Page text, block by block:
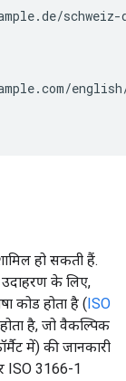
हो सकती हैं.
के लिए,
कोड होता है (ISO
है, जो वैकल्पिक
में) की जानकारी
ISO 3166-1